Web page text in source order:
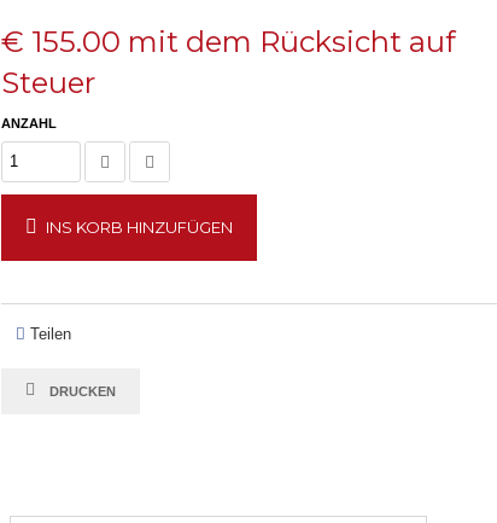
€ 155.00 mit dem Rücksicht auf
Steuer
ANZAHL
INS KORB HINZUFÜGEN
Teilen
DRUCKEN